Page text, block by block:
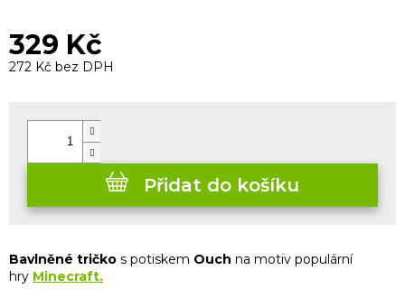
329 Kč
272 Kč bez DPH
Přidat do košíku
Bavlněné tričko s potiskem Ouch na motiv populární
hry Minecraft.